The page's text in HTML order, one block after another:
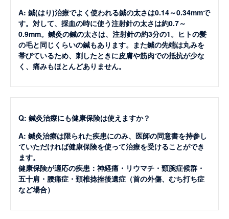
A: 鍼(はり)治療でよく使われる鍼の太さは0.14～0.34mmで
す。対して、採血の時に使う注射針の太さは約0.7～
0.9mm。鍼灸の鍼の太さは、注射針の約3分の1。ヒトの髪
の毛と同じくらいの鍼もあります。また鍼の先端は丸みを
帯びているため、刺したときに皮膚や筋肉での抵抗が少な
く、痛みもほとんどありません。
Q: 鍼灸治療にも健康保険は使えますか？
A: 鍼灸治療は限られた疾患にのみ、医師の同意書を持参し
ていただければ健康保険を使って治療を受けることができ
ます。
健康保険が適応の疾患：神経痛・リウマチ・頸腕症候群・
五十肩・腰痛症・頚椎捻挫後遺症（首の外傷、むち打ち症
など場合）